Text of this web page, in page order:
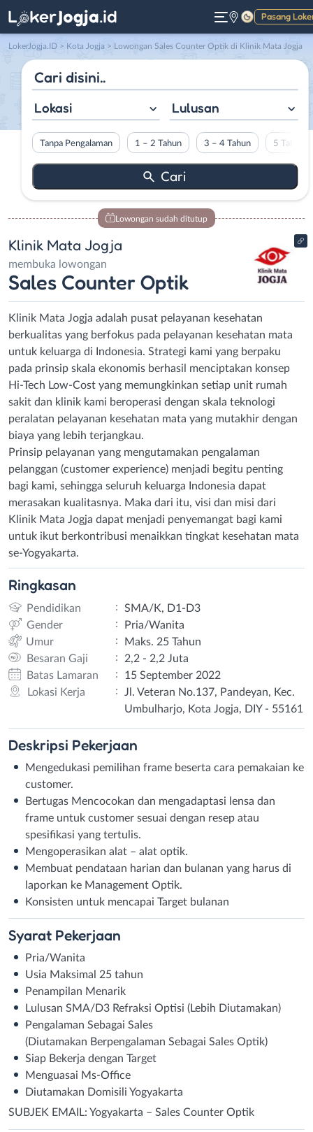
Pasang
Gelap
LokerJogja.ID > Kota Jogja > Lowongan Sales Counter Optik di Klinik Mata Jogja
Lokasi Lulusan
Tanpa Pengalaman 1 – 2 Tahun 3 – 4 Tahun 5 Tahun
Lowongan sudah ditutup
Klinik Mata Jogja
membuka lowongan
Sales Counter Optik
Klinik Mata Jogja adalah pusat pelayanan kesehatan
berkualitas yang berfokus pada pelayanan kesehatan mata
untuk keluarga di Indonesia. Strategi kami yang berpaku
pada prinsip skala ekonomis berhasil menciptakan konsep
Hi-Tech Low-Cost yang memungkinkan setiap unit rumah
sakit dan klinik kami beroperasi dengan skala teknologi
peralatan pelayanan kesehatan mata yang mutakhir dengan
biaya yang lebih terjangkau.
Prinsip pelayanan yang mengutamakan pengalaman
pelanggan (customer experience) menjadi begitu penting
bagi kami, sehingga seluruh keluarga Indonesia dapat
merasakan kualitasnya. Maka dari itu, visi dan misi dari
Klinik Mata Jogja dapat menjadi penyemangat bagi kami
untuk ikut berkontribusi menaikkan tingkat kesehatan mata
se-Yogyakarta.
Ringkasan
Pendidikan :
SMA/K, D1-D3
Gender
:
Pria/Wanita
Umur
:
Maks. 25 Tahun
Besaran Gaji
:
2,2 - 2,2 Juta
Batas Lamaran
:
15 September 2022
Lokasi Kerja
:
Jl. Veteran No.137, Pandeyan, Kec.
Umbulharjo, Kota Jogja, DIY - 55161
Deskripsi Pekerjaan
Mengedukasi pemilihan frame beserta cara pemakaian ke
customer.
Bertugas Mencocokan dan mengadaptasi lensa dan
frame untuk customer sesuai dengan resep atau
spesifikasi yang tertulis.
Mengoperasikan alat – alat optik.
Membuat pendataan harian dan bulanan yang harus di
laporkan ke Management Optik.
Konsisten untuk mencapai Target bulanan
Syarat Pekerjaan
Pria/Wanita
Usia Maksimal 25 tahun
Penampilan Menarik
Lulusan SMA/D3 Refraksi Optisi (Lebih Diutamakan)
Pengalaman Sebagai Sales
(Diutamakan Berpengalaman Sebagai Sales Optik)
Siap Bekerja dengan Target
Menguasai Ms-Office
Diutamakan Domisili Yogyakarta
SUBJEK EMAIL: Yogyakarta – Sales Counter Optik